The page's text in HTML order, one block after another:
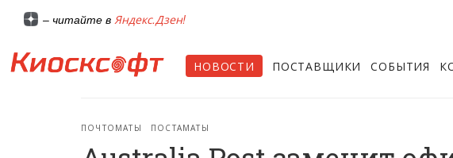
– читайте в Яндекс.Дзен!
НОВОСТИ ПОСТАВЩИКИ СОБЫТИЯ
ПОЧТОМАТЫ ПОСТАМАТЫ